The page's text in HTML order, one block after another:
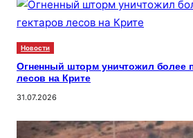
Новости
Огненный шторм уничтожил более
лесов на Крите
31.07.2026